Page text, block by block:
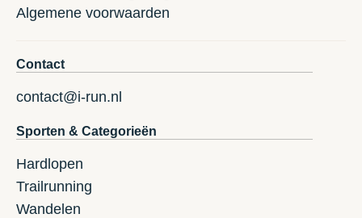
Algemene voorwaarden
Contact
contact@i-run.nl
Sporten & Categorieën
Hardlopen
Trailrunning
Wandelen